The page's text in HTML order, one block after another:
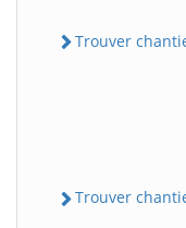
Trouver
Trouver